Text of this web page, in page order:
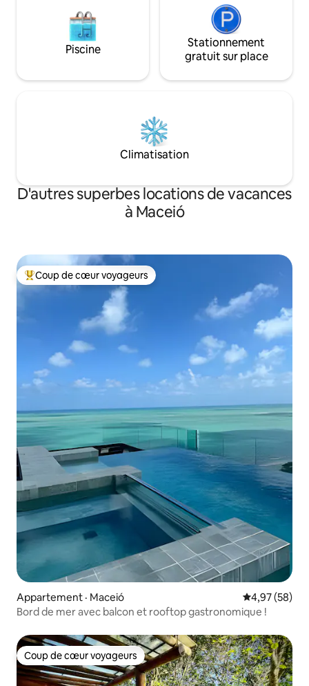
Piscine
Stationnement
gratuit sur place
Climatisation
D'autres superbes locations de vacances
à Maceió
Coup de cœur voyageurs parmi les plus aimés
Coup de cœur voyageurs
Appartement · Maceió Note
4,97 (58)
Bord de mer avec balcon et rooftop gastronomique !
Coup de cœur voyageurs
Coup de cœur voyageurs